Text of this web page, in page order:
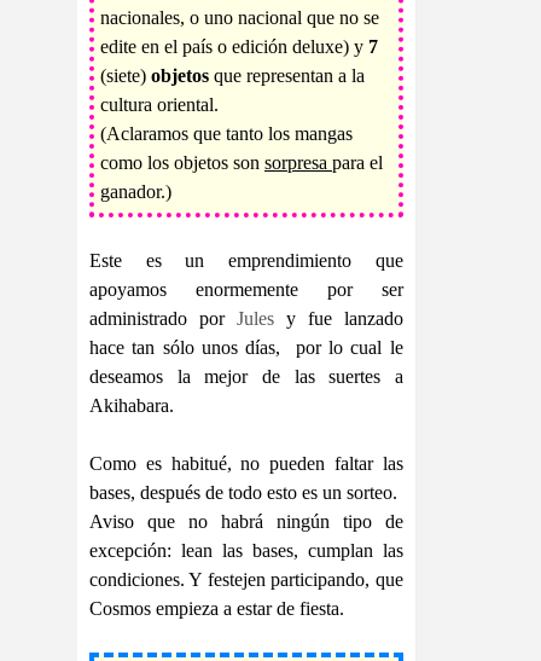
nacionales, o uno nacional que no se
edite en el país o edición deluxe) y 7
(siete) objetos que representan a la
cultura oriental.
(Aclaramos que tanto los mangas
como los objetos son sorpresa para el
ganador.)
Este es un emprendimiento que
apoyamos enormemente por ser
administrado por Jules y fue lanzado
hace tan sólo unos días, por lo cual le
deseamos la mejor de las suertes a
Akihabara.
Como es habitué, no pueden faltar las
bases, después de todo esto es un sorteo.
Aviso que no habrá ningún tipo de
excepción: lean las bases, cumplan las
condiciones. Y festejen participando, que
Cosmos empieza a estar de fiesta.